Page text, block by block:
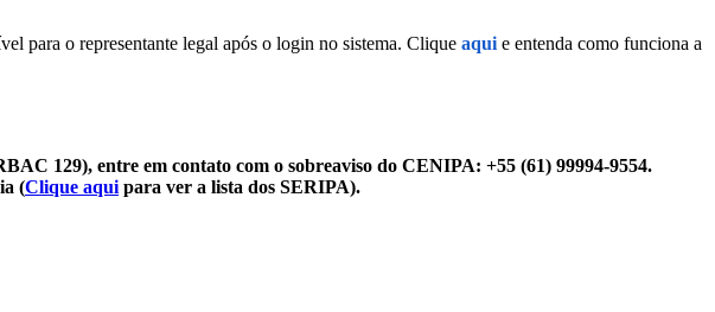
para o representante legal após o login no sistema. Clique aqui e entenda como funciona a
129), entre em contato com o sobreaviso do CENIPA: +55 (61) 99994-9554.
(Clique aqui para ver a lista dos SERIPA).